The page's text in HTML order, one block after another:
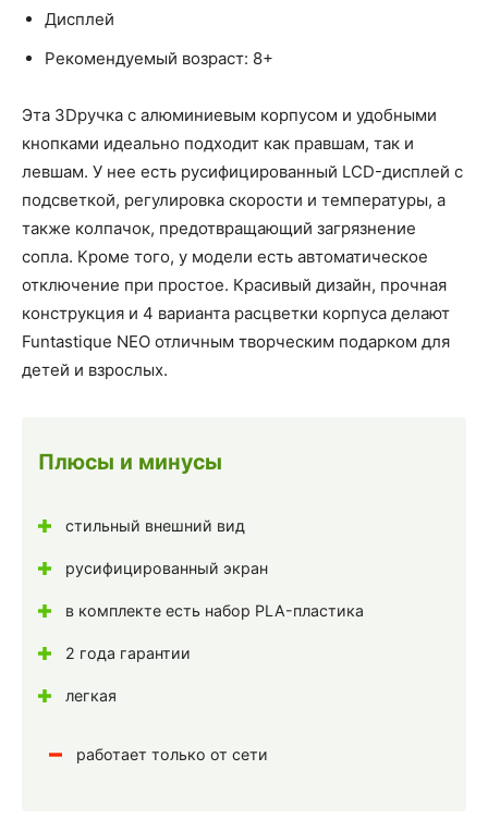
Дисплей
Рекомендуемый возраст: 8+
Эта 3Dручка с алюминиевым корпусом и удобными
кнопками идеально подходит как правшам, так и
левшам. У нее есть русифицированный LCD-дисплей с
подсветкой, регулировка скорости и температуры, а
также колпачок, предотвращающий загрязнение
сопла. Кроме того, у модели есть автоматическое
отключение при простое. Красивый дизайн, прочная
конструкция и 4 варианта расцветки корпуса делают
Funtastique NEO отличным творческим подарком для
детей и взрослых.
Плюсы и минусы
стильный внешний вид
русифицированный экран
в комплекте есть набор PLA-пластика
2 года гарантии
легкая
работает только от сети